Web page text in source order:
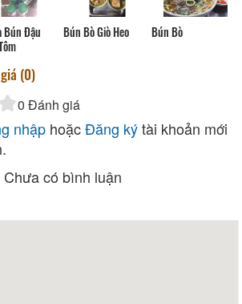
Bún Đậu
Bún Bò Giò Heo Bún Bò
(0)
0 Đánh giá
nhập hoặcĐăng kýtài khoản mới
Chưa có bình luận